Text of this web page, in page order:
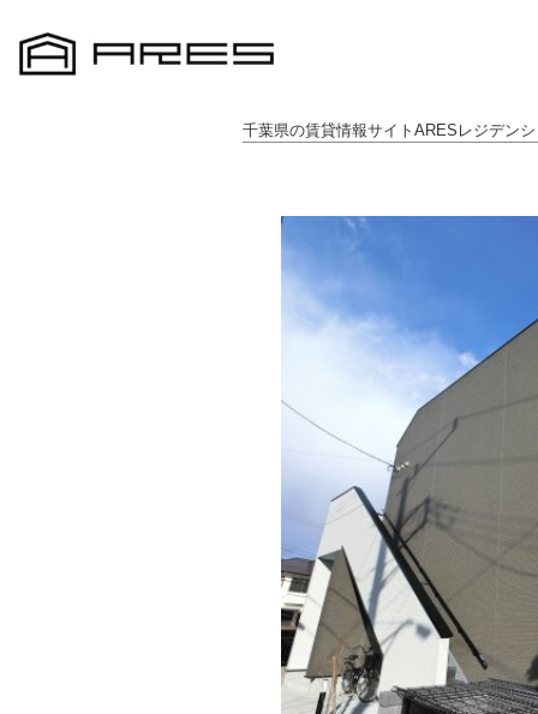
千葉県の賃貸情報サイトARESレジデン